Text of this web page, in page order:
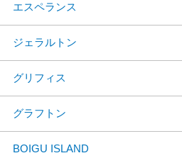
エスペランス
ジェラルトン
グリフィス
グラフトン
BOIGU ISLAND